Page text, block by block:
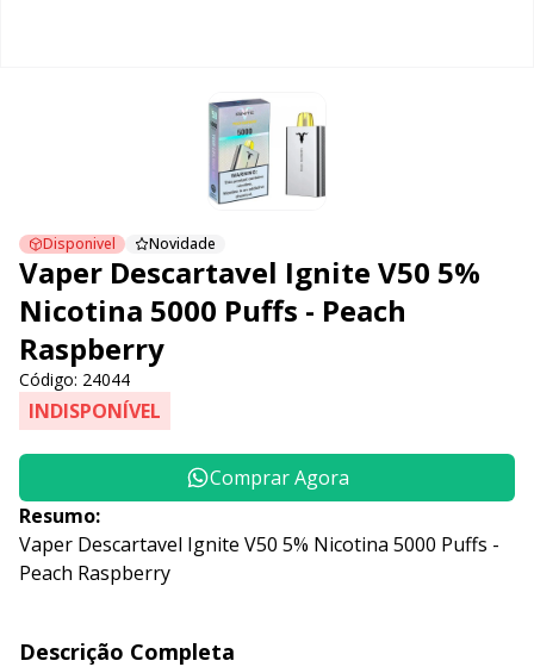
Disponivel Novidade
Vaper Descartavel Ignite V50 5%
Nicotina 5000 Puffs - Peach
Raspberry
Código: 24044
INDISPONÍVEL
Comprar Agora
Resumo:
Vaper Descartavel Ignite V50 5% Nicotina 5000 Puffs -
Peach Raspberry
Descrição Completa